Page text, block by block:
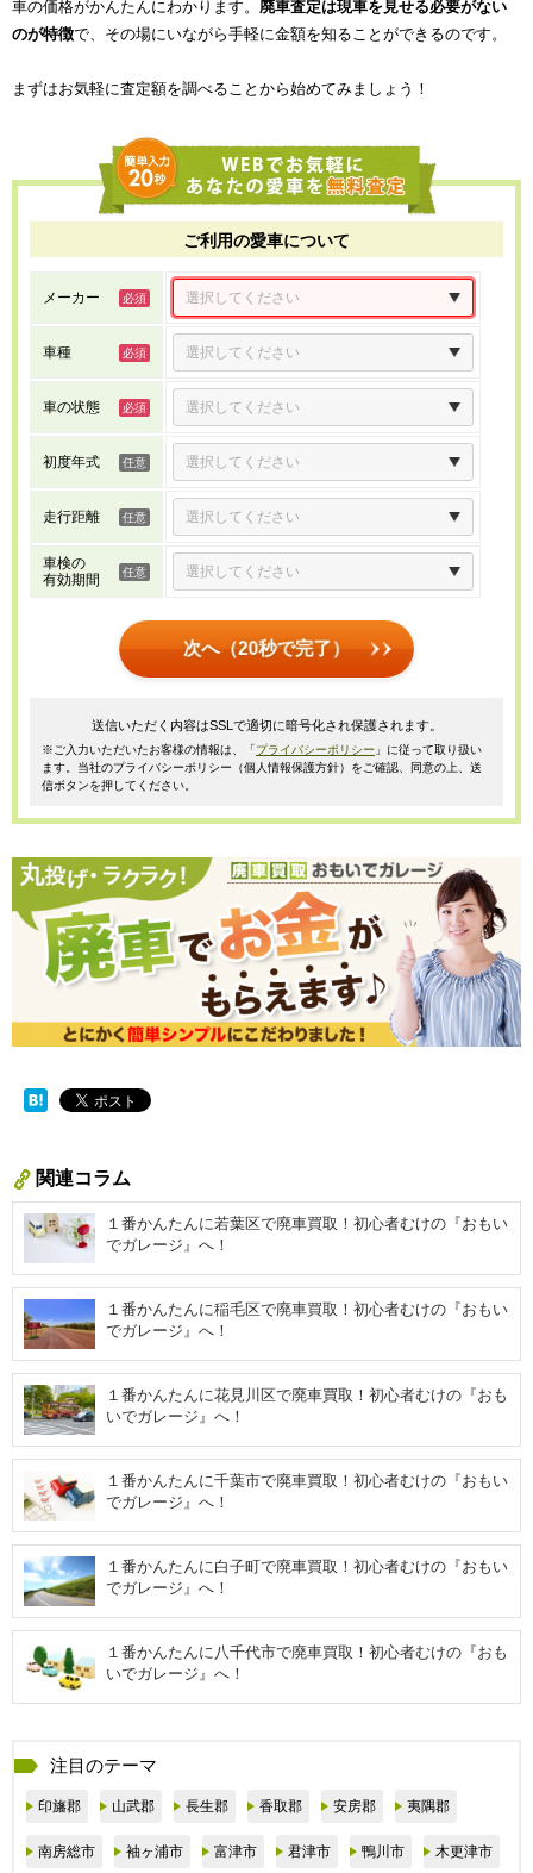
車の価格がかんたんにわかります。 廃車査定は現車を見せる必要がない
のが特徴で、その場にいながら手軽に金額を知ることができるのです。
まずはお気軽に査定額を調べることから始めてみましょう！
ご利用の愛車について
メーカー
車種
車の状態
初度年式
走行距離
車検の
有効期間
次へ（20秒で完了）
送信いただく内容はSSLで適切に暗号化され保護されます。
※ご入力いただいたお客様の情報は、「プライバシーポリシー 」に従って取り扱い
ます。当社のプライバシーポリシー（個人情報保護方針）をご確認、同意の上、送
信ボタンを押してください。
関連コラム
１番かんたんに若葉区で廃車買取！初心者むけの『おもい
でガレージ』へ！
１番かんたんに稲毛区で廃車買取！初心者むけの『おもい
でガレージ』へ！
１番かんたんに花見川区で廃車買取！初心者むけの『おも
いでガレージ』へ！
１番かんたんに千葉市で廃車買取！初心者むけの『おもい
でガレージ』へ！
１番かんたんに白子町で廃車買取！初心者むけの『おもい
でガレージ』へ！
１番かんたんに八千代市で廃車買取！初心者むけの『おも
いでガレージ』へ！
注目のテーマ
印旛郡 山武郡 長生郡 香取郡 安房郡 夷隅郡
南房総市 袖ヶ浦市 富津市 君津市 鴨川市 木更津市